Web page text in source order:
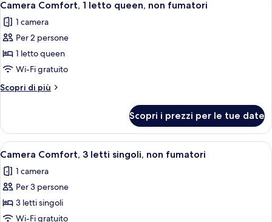
Room)
multipli,
fumatori
(Larger
tutte
le
foto
per
Camera
Comfort,
1
queen,
non
fumatori
8
Camera Comfort, 1 letto queen, non fumatori
1 camera
Per 2 persone
1 letto queen
Wi-Fi gratuito
Scopri di più
Altri
Comfort,
letto
non
fumatori
Scopri i prezzi per le tue date
Apri
tutte
le
foto
per
Camera
Una camera d'albergo con un letto,
10
Camera Comfort, 3 letti singoli, non fumatori
1 camera
Per 3 persone
3 letti singoli
Wi-Fi gratuito